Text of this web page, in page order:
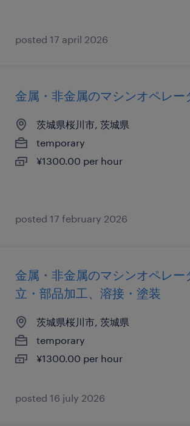
posted 17 april 2026
金属・非金属のマシンオペレー
茨城県桜川市, 茨城県
temporary
¥1300.00 per hour
posted 17 february 2026
金属・非金属のマシンオペレー
立・部品加工、溶接・塗装
茨城県桜川市, 茨城県
temporary
¥1300.00 per hour
posted 16 july 2026